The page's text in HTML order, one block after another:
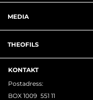
MEDIA
THEOFILS
KONTAKT
Postadress:
BOX 1009 551 11